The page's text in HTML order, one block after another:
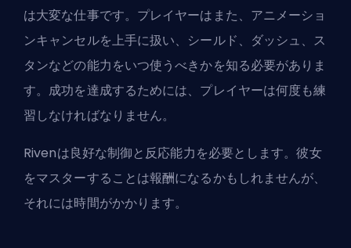
は大変な仕事です。プレイヤーはまた、アニメーショ
ンキャンセルを上手に扱い、シールド、ダッシュ、ス
タンなどの能力をいつ使うべきかを知る必要がありま
す。成功を達成するためには、プレイヤーは何度も練
習しなければなりません。
Rivenは良好な制御と反応能力を必要とします。彼女
をマスターすることは報酬になるかもしれませんが、
それには時間がかかります。